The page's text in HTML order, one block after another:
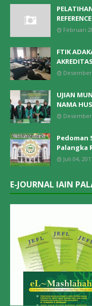
REFERENCE
Februari
FTIK
Desember
UJIAN
NAMA
Desember
Pedoman
Palangka
Juli 04,
E-JOURNAL IAIN